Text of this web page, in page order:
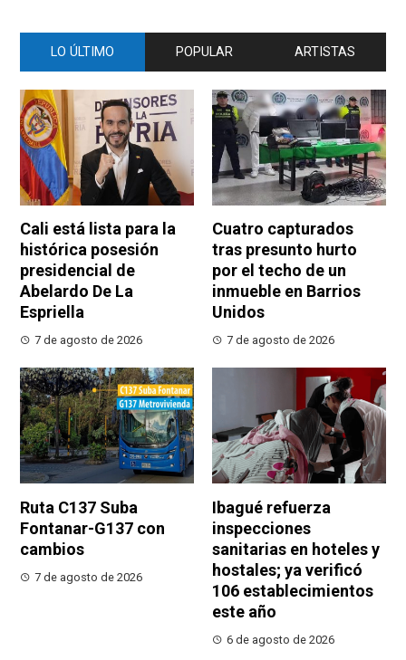
LO ÚLTIMO POPULAR ARTISTAS
Cali está lista para la
histórica posesión
presidencial de
Abelardo De La
Espriella
7 de agosto de 2026
Cuatro capturados
tras presunto hurto
por el techo de un
inmueble en Barrios
Unidos
7 de agosto de 2026
Ruta C137 Suba
Fontanar-G137 con
cambios
7 de agosto de 2026
Ibagué refuerza
inspecciones
sanitarias en hoteles y
hostales; ya verificó
106 establecimientos
este año
6 de agosto de 2026